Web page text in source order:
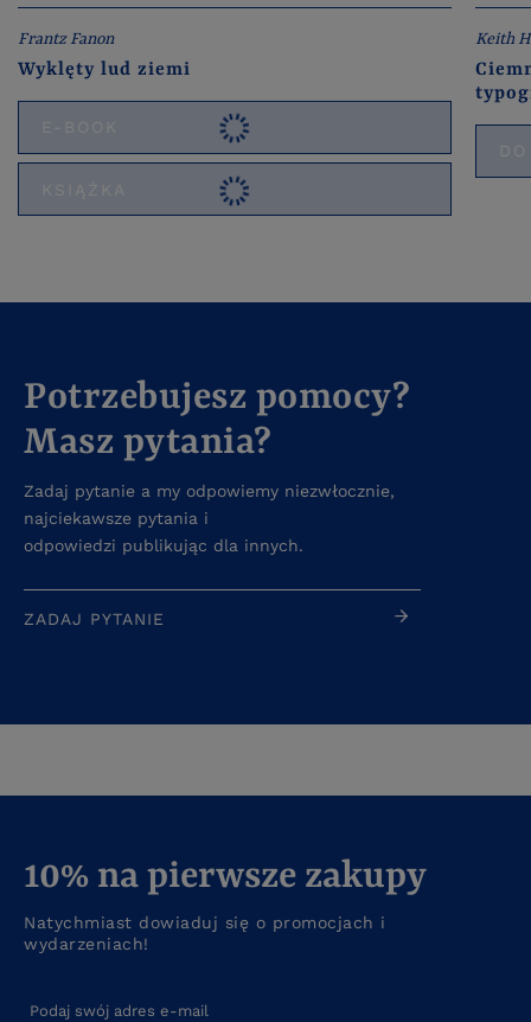
Frantz Fanon
Wyklęty lud ziemi
E-BOOK
KSIĄŻKA
Keith
Potrzebujesz pomocy?
Masz pytania?
Zadaj pytanie a my odpowiemy niezwłocznie,
najciekawsze pytania i
odpowiedzi publikując dla innych.
ZADAJ PYTANIE
10% na pierwsze zakupy
Natychmiast dowiaduj się o promocjach i
wydarzeniach!
Podaj swój adres e-mail